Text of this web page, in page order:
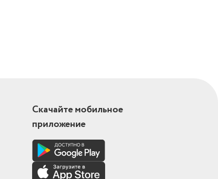
Скачайте мобильное
приложение